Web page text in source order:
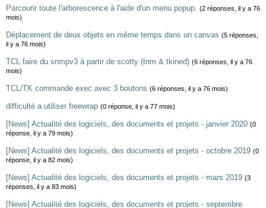
Parcourir toute l'arborescence à l'aide d'un menu popup. (2 réponses, il y a 76
mois)
Déplacement de deux objets en même temps dans un canvas (5 réponses,
il y a 76 mois)
TCL faire du snmpv3 à partir de scotty (tnm & tkined) (6 réponses, il y a 76
mois)
TCL/TK commande exec avec 3 boutons (6 réponses, il y a 76 mois)
difficulté a utiliser freewrap (0 réponse, il y a 77 mois)
[News] Actualité des logiciels, des documents et projets - janvier 2020 (0
réponse, il y a 79 mois)
[News] Actualité des logiciels, des documents et projets - octobre 2019 (0
réponse, il y a 82 mois)
[News] Actualité des logiciels, des documents et projets - mars 2019 (3
réponses, il y a 83 mois)
[News] Actualité des logiciels, des documents et projets - septembre